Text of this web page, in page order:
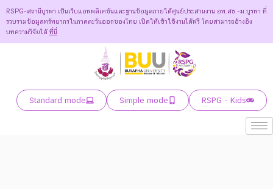
RSPG-สถานีบูรพา เป็นเว็บแอพพลิเคชันและฐานข้อมูลภายใต้ศูนย์ประสานงาน อพ.สธ.-ม.บูรพา ที่
รวบรวมข้อมูลทรัพยากรในภาคตะวันออกของไทย เปิดให้เข้าใช้งานได้ฟรี โดยสามารถอ้างอิง
บทความวิจัยได้ ที่นี่
Standard mode Simple mode RSPG - Kids